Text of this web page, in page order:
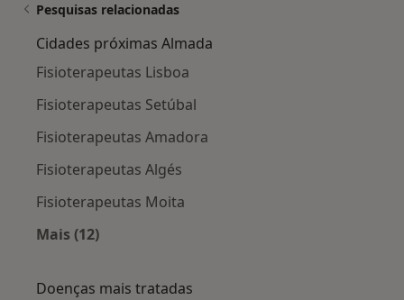
Pesquisas relacionadas
Cidades próximas Almada
Fisioterapeutas Lisboa
Fisioterapeutas Setúbal
Fisioterapeutas Amadora
Fisioterapeutas Algés
Fisioterapeutas Moita
Mais (12)
Doenças mais tratadas